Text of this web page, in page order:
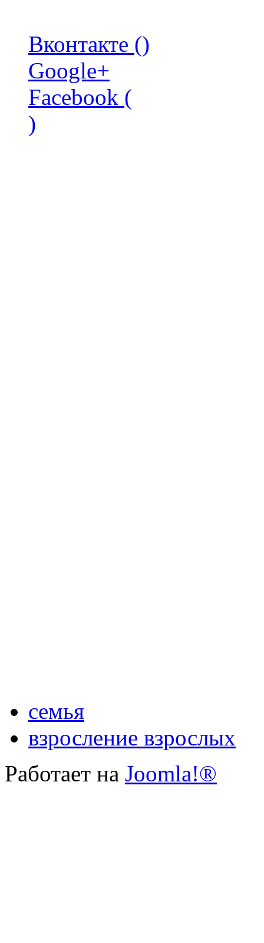
Вконтакте ()
Google+
Facebook (
)
семья
взросление взрослых
Работает на Joomla!®